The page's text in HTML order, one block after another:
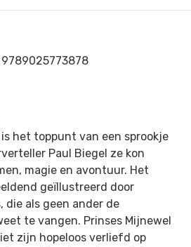
9789025773878
is het toppunt van een sprookje
Paul Biegel ze kon
magie en avontuur. Het
geïllustreerd door
die als geen ander de
te vangen. Prinses Mijnewel
zijn hopeloos verliefd op